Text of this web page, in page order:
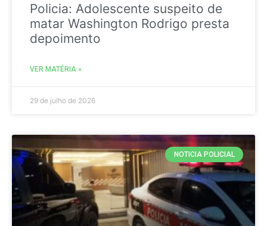
Policia: Adolescente suspeito de
matar Washington Rodrigo presta
depoimento
VER MATÉRIA »
29 de julho de 2026
NOTICIA POLICIAL